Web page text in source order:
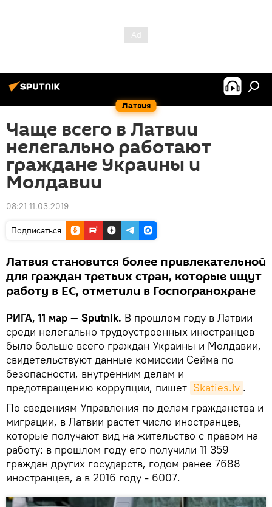
Латвия
Чаще всего в Латвии
нелегально работают
граждане Украины и
Молдавии
08:21 11.03.2019
Подписаться
Латвия становится более привлекательной
для граждан третьих стран, которые ищут
работу в ЕС, отметили в Госпогранохране
РИГА, 11 мар — Sputnik. В прошлом году в Латвии
среди нелегально трудоустроенных иностранцев
было больше всего граждан Украины и Молдавии,
свидетельствуют данные комиссии Сейма по
безопасности, внутренним делам и
предотвращению коррупции, пишет Skaties.lv .
По сведениям Управления по делам гражданства и
миграции, в Латвии растет число иностранцев,
которые получают вид на жительство с правом на
работу: в прошлом году его получили 11 359
граждан других государств, годом ранее 7688
иностранцев, а в 2016 году - 6007.